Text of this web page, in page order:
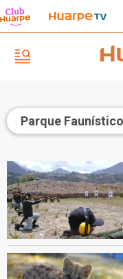
Parque Faunístico